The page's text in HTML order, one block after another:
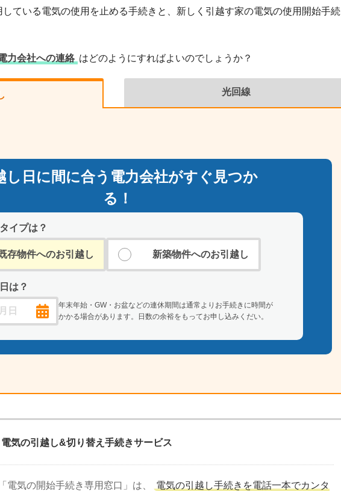
ている電気の使用を止める手続きと、新しく引越す家の電気の使用開始手続
力会社への連絡 はどのようにすればよいのでしょうか？
し日に間に合う 電力会社がすぐ見つか
る！
イプは？
既存物件へのお引越し 新築物件へのお引越し
は？
年末年始・GW・お盆などの連休期間は通常よりお手続きに時間が
かかる場合があります。日数の余裕をもってお申し込みくだい。
光回線
電気の引越し&切り替え手続きサービス
電気の開始手続き専用窓口」は、
電気の引越し手続きを電話一本でカンタ